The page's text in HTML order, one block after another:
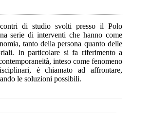
di studio svolti presso il Polo
serie di interventi che hanno come
tanto della persona quanto delle
In particolare si fa riferimento a
inteso come fenomeno
è chiamato ad affrontare,
le soluzioni possibili.